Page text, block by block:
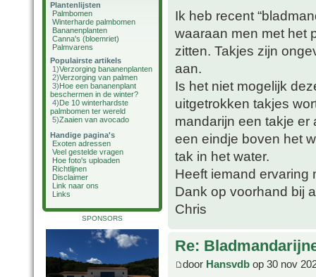
Plantenlijsten
Palmbomen
Winterharde palmbomen
Bananenplanten
Canna's (bloemriet)
Palmvarens
Populairste artikels
1)Verzorging bananenplanten
2)Verzorging van palmen
3)Hoe een bananenplant
beschermen in de winter?
4)De 10 winterhardste
palmbomen ter wereld
5)Zaaien van avocado
Handige pagina's
Exoten adressen
Veel gestelde vragen
Hoe foto's uploaden
Richtlijnen
Disclaimer
Link naar ons
Links
SPONSORS
Ik heb recent
waaraan men met het
zitten. Takjes zijn
aan.
Is het niet mogelijk
uitgetrokken takjes
mandarijn een takje er
een eindje boven het
tak in het water.
Heeft iemand ervaring
Dank op voorhand bij
Chris
Re:
door Hansvdb op 30 nov